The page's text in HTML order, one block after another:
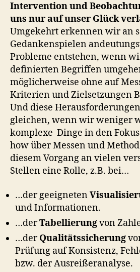
Intervention und
uns nur auf unser Glück
Umgekehrt erkennen wir an
Gedankenspielen
Probleme entstehen, wenn
definierten Begriffen
möglicherweise ohne auf
Kriterien und Zielsetzungen
Und diese
gleichen, wenn wir weniger
komplexe Dinge in den
how über Messen und
diesem Vorgang an vielen
Stellen eine Rolle, z.B. bei…
…der geeigneten
und Informationen.
…derTabellierungvon
…derQualitätssicherung
Prüfung auf Konsistenz,
bzw. der Ausreißeranalyse.